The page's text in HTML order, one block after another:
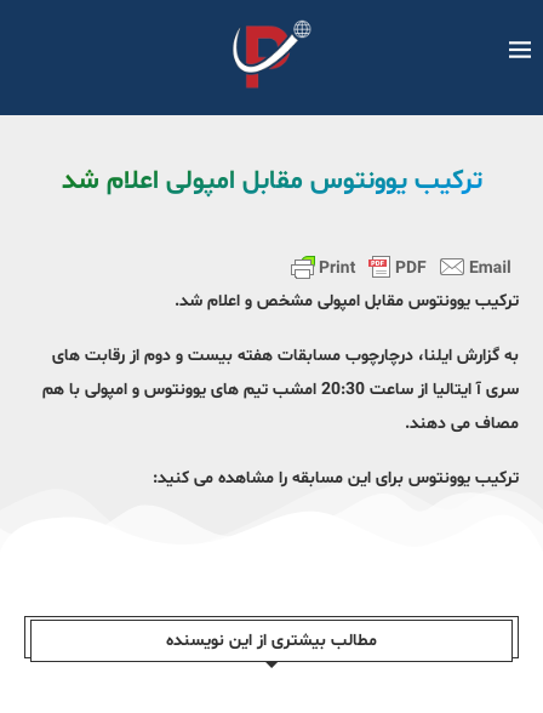
ترکیب یوونتوس مقابل امپولی اعلام شد
ترکیب یوونتوس مقابل امپولی مشخص و اعلام شد.
به گزارش ایلنا، درچارچوب مسابقات هفته بیست و دوم از رقابت های
سری آ ایتالیا از ساعت 20:30 امشب تیم های یوونتوس و امپولی با هم
مصاف می دهند.
ترکیب یوونتوس برای این مسابقه را مشاهده می کنید:
مطالب بیشتری از این نویسندە